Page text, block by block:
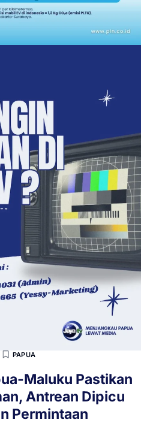
PAPUA
Maluku Pastikan
Antrean Dipicu
Permintaan